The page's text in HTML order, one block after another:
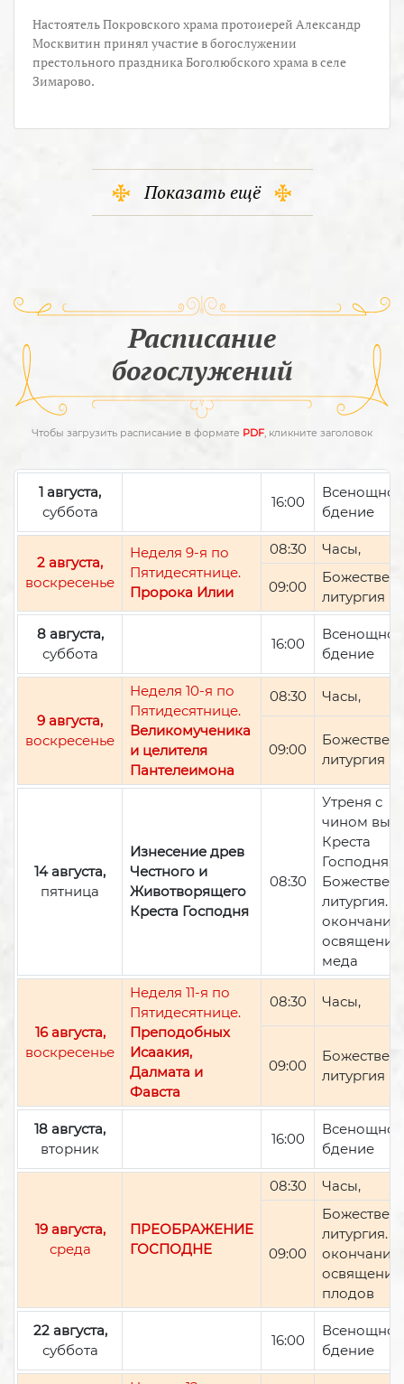
Настоятель Покровского храма протоиерей Александр
Москвитин принял участие в богослужении
престольного праздника Боголюбского храма в селе
Зимарово.
Показать ещё
Расписание
богослужений
Чтобы загрузить расписание в формате PDF, кликните заголовок
1 августа,
суббота
16:00
Всенощное
бдение
2 августа,
воскресенье
Неделя 9-я по
Пятидесятнице.
Пророка Илии
08:30 Часы,
09:00
литургия
8 августа,
суббота
16:00
Всенощное
бдение
9 августа,
воскресенье
Неделя 10-я по
Пятидесятнице.
Великомученика
и целителя
Пантелеимона
08:30 Часы,
09:00
литургия
14 августа,
пятница
Изнесение древ
Честного и
Животворящего
Креста Господня
08:30
Утреня с
чином
Креста
Господня,
литургия.
окончании
освящение
меда
16 августа,
воскресенье
Неделя 11-я по
Пятидесятнице.
Преподобных
Исаакия,
Далмата и
Фавста
08:30 Часы,
09:00
литургия
18 августа,
вторник
16:00
Всенощное
бдение
19 августа,
среда
ПРЕОБРАЖЕНИЕ
ГОСПОДНЕ
08:30 Часы,
09:00
литургия.
окончании
освящение
плодов
22 августа,
суббота
16:00
Всенощное
бдение